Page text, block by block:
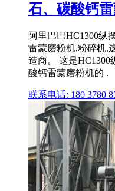
石、碳酸钙
阿里巴巴HC1300纵
雷蒙磨粉机,粉碎机,
造商。 这是
酸钙雷蒙磨粉机的 .
联系电话: 180 3780